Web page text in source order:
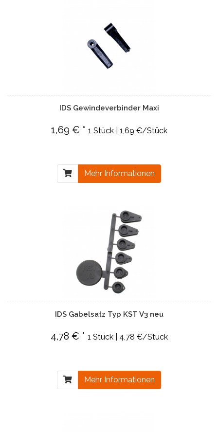
IDS Gewindeverbinder Maxi
1,69 € * 1 Stück | 1,69 €/Stück
Mehr Informationen
IDS Gabelsatz Typ KST V3 neu
4,78 € * 1 Stück | 4,78 €/Stück
Mehr Informationen